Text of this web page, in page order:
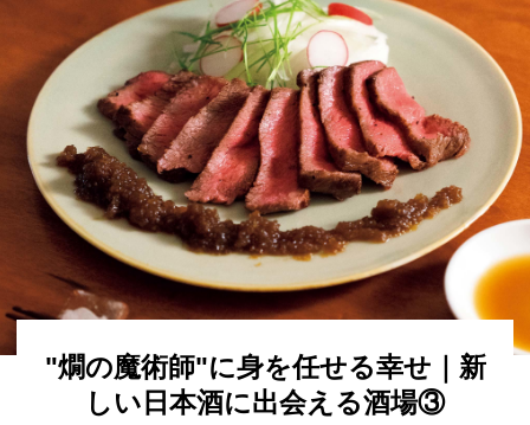
"燗の魔術師"に身を任せる幸せ｜新
しい日本酒に出会える酒場③